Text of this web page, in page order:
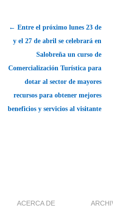
← Entre el próximo lunes 23 de
y el 27 de abril se celebrará en
Salobreña un curso de
Comercialización Turística para
dotar al sector de mayores
recursos para obtener mejores
beneficios y servicios al visitante
ACERCA DE